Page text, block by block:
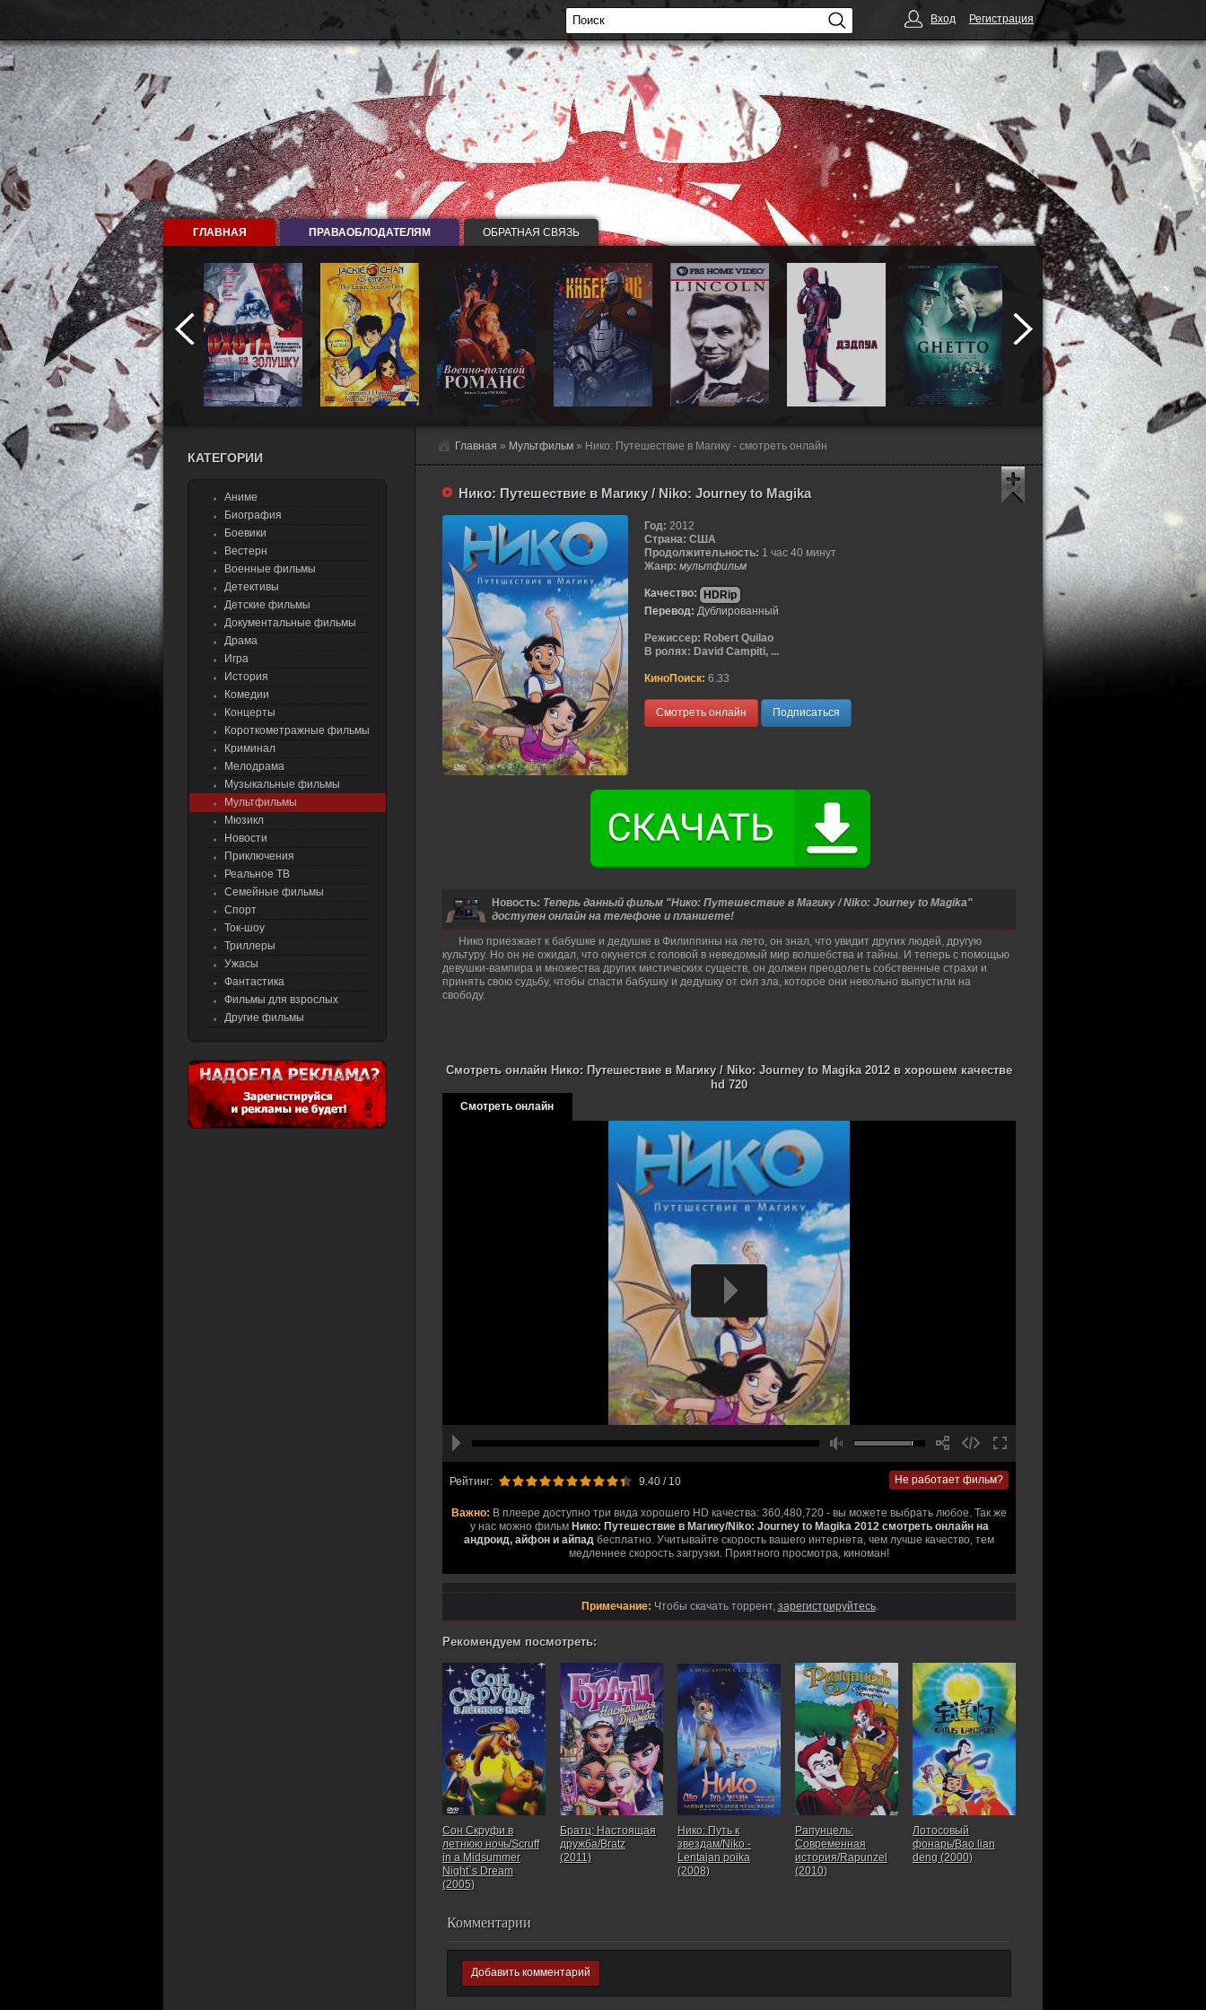
Главная » Мультфильм » Нико: Путешествие в Магику - смотреть онлайн
Нико: Путешествие в Магику / Niko: Journey to Magika
Новость: Теперь данный фильм "Нико: Путешествие в Магику / Niko: Journey to Magika"
доступен онлайн на телефоне и планшете!
Нико приезжает к бабушке и дедушке в Филиппины на лето, он знал, что увидит других людей, другую
культуру. Но он не ожидал, что окунется с головой в неведомый мир волшебства и тайны. И теперь с помощью
девушки-вампира и множества других мистических существ, он должен преодолеть собственные страхи и
принять свою судьбу, чтобы спасти бабушку и дедушку от сил зла, которое они невольно выпустили на
свободу.
Год: 2012
Страна: США
Продолжительность: 1 час 40 минут
Жанр: мультфильм
Качество:
HDRip
Перевод: Дублированный
Режиссер: Robert Quilao
В ролях: David Campiti, ...
КиноПоиск: 6.33
Смотреть онлайн Подписаться
Смотреть онлайн Нико: Путешествие в Магику / Niko: Journey to Magika 2012 в хорошем качестве
hd 720
Смотреть онлайн
Рейтинг:
9.40 / 10 Не работает фильм?
Важно: В плеере доступно три вида хорошего HD качества: 360,480,720 - вы можете выбрать любое. Так же
у нас можно фильм Нико: Путешествие в Магику/Niko: Journey to Magika 2012 смотреть онлайн на
андроид, айфон и айпад бесплатно. Учитывайте скорость вашего интернета, чем лучше качество, тем
медленнее скорость загрузки. Приятного просмотра, киноман!
Примечание: Чтобы скачать торрент, зарегистрируйтесь.
Рекомендуем посмотреть:
Сон Скруфи в
летнюю ночь/Scruff
in a Midsummer
Night`s Dream
(2005)
Братц: Настоящая
дружба/Bratz
(2011)
Нико: Путь к
звездам/Niko -
Lentajan poika
(2008)
Рапунцель:
Современная
история/Rapunzel
(2010)
Лотосовый
фонарь/Bao lian
deng (2000)
Комментарии
Добавить комментарий
КАТЕГОРИИ
Аниме
Биография
Боевики
Вестерн
Военные фильмы
Детективы
Детские фильмы
Документальные фильмы
Драма
Игра
История
Комедии
Концерты
Короткометражные фильмы
Криминал
Мелодрама
Музыкальные фильмы
Мультфильмы
Мюзикл
Новости
Приключения
Реальное ТВ
Семейные фильмы
Спорт
Ток-шоу
Триллеры
Ужасы
Фантастика
Фильмы для взрослых
Другие фильмы
ГЛАВНАЯ ПРАВАОБЛОДАТЕЛЯМ ОБРАТНАЯ СВЯЗЬ
Вход Регистрация